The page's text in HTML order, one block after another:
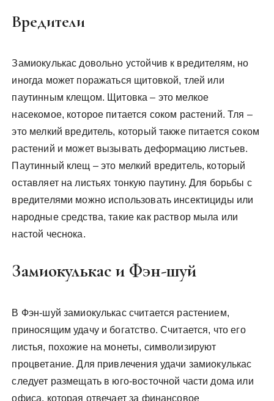
Вредители
Замиокулькас довольно устойчив к вредителям, но
иногда может поражаться щитовкой, тлей или
паутинным клещом. Щитовка – это мелкое
насекомое, которое питается соком растений. Тля –
это мелкий вредитель, который также питается соком
растений и может вызывать деформацию листьев.
Паутинный клещ – это мелкий вредитель, который
оставляет на листьях тонкую паутину. Для борьбы с
вредителями можно использовать инсектициды или
народные средства, такие как раствор мыла или
настой чеснока.
Замиокулькас и Фэн-шуй
В Фэн-шуй замиокулькас считается растением,
приносящим удачу и богатство. Считается, что его
листья, похожие на монеты, символизируют
процветание. Для привлечения удачи замиокулькас
следует размещать в юго-восточной части дома или
офиса, которая отвечает за финансовое